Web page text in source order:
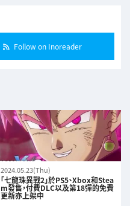
Follow on Inoreader
2024.05.23(Thu)
「七龍珠異戰2」於PS5、Xbox和Stea
m發售，付費DLC以及第18彈的免費
更新亦上架中